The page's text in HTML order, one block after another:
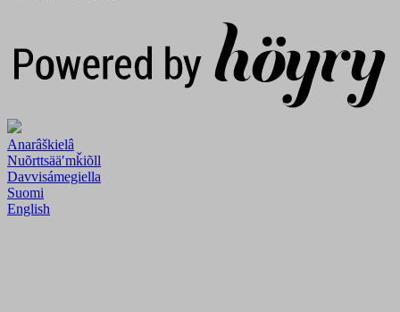
Anarâškielâ
Nuõrttsääʹmǩiõll
Davvisámegiella
Suomi
English